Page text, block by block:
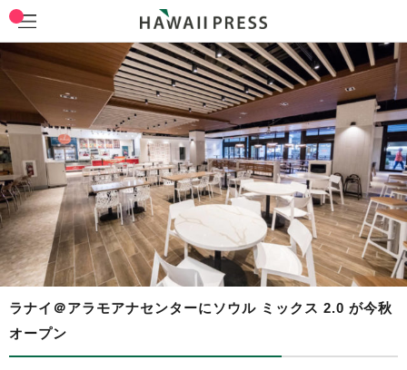
ラナイ＠アラモアナセンターにソウル ミックス 2.0 が今秋
オープン